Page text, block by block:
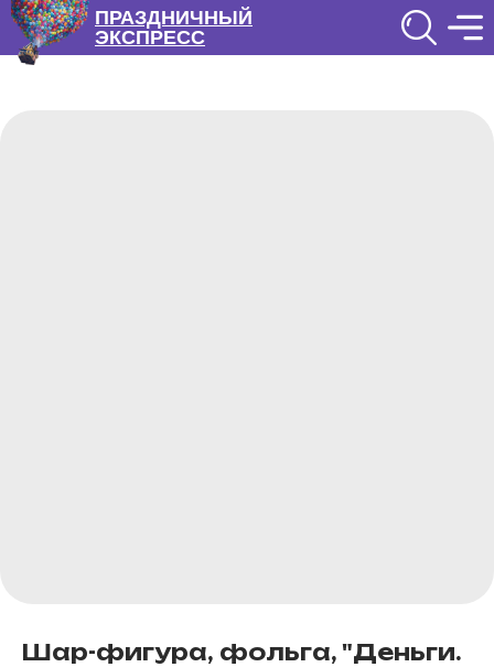
ПРАЗДНИЧНЫЙ
ЭКСПРЕСС
Шар-фигура, фольга, "Деньги.